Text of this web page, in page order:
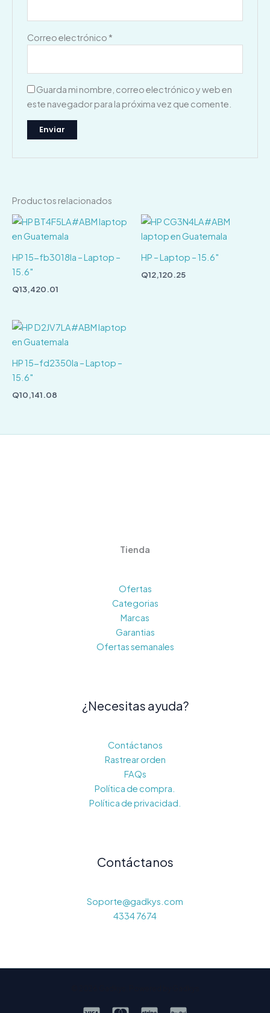
Correo electrónico *
Guarda mi nombre, correo electrónico y web en
este navegador para la próxima vez que comente.
Productos relacionados
HP 15-fb3018la – Laptop –
15.6″
Q13,420.01
HP – Laptop – 15.6″
Q12,120.25
HP 15-fd2350la – Laptop –
15.6″
Q10,141.08
Tienda
Ofertas
Categorias
Marcas
Garantias
Ofertas semanales
¿Necesitas ayuda?
Contáctanos
Rastrear orden
FAQs
Política de compra.
Política de privacidad.
Contáctanos
Soporte@gadkys.com
4334 7674